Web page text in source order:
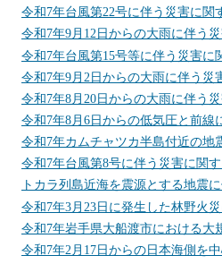
令和7年台風第22号に伴う災害に関
令和7年9月12日からの大雨に伴う
令和7年台風第15号等に伴う災害に
令和7年9月2日からの大雨に伴う災
令和7年8月20日からの大雨に伴う
令和7年8月6日からの低気圧と前
令和7年カムチャツカ半島付近の地
令和7年台風第8号に伴う災害に関
トカラ列島近海を震源とする地震
令和7年3月23日に発生した林野火
令和7年岩手県大船渡市における大
令和7年2月17日からの日本海側を